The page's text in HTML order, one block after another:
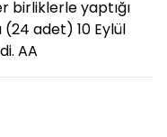
birliklerle yaptığı
adet) 10 Eylül
AA